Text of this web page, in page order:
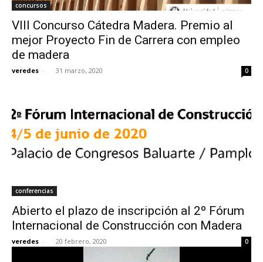
concursos
VIII Concurso Cátedra Madera. Premio al
mejor Proyecto Fin de Carrera con empleo
de madera
veredes - 31 marzo, 2020 0
conferencias
Abierto el plazo de inscripción al 2º Fórum
Internacional de Construcción con Madera
veredes - 20 febrero, 2020 0